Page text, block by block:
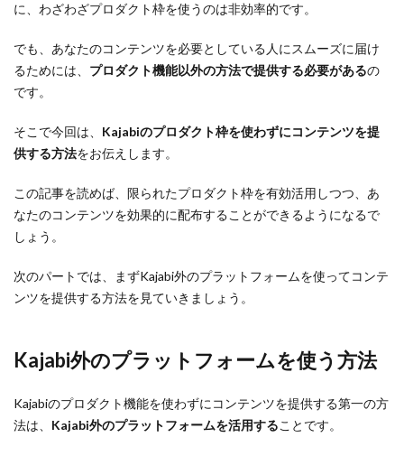
に、わざわざプロダクト枠を使うのは非効率的です。
でも、あなたのコンテンツを必要としている人にスムーズに届け
るためには、 プロダクト機能以外の方法で提供する必要があるの
です。
そこで今回は、 Kajabiのプロダクト枠を使わずにコンテンツを提
供する方法をお伝えします。
この記事を読めば、限られたプロダクト枠を有効活用しつつ、あ
なたのコンテンツを効果的に配布することができるようになるで
しょう。
次のパートでは、まずKajabi外のプラットフォームを使ってコンテ
ンツを提供する方法を見ていきましょう。
Kajabi外のプラットフォームを使う方法
Kajabiのプロダクト機能を使わずにコンテンツを提供する第一の方
法は、 Kajabi外のプラットフォームを活用することです。